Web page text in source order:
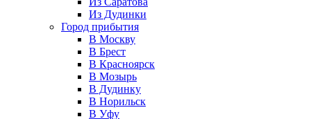
Из Дудинки
Город прибытия
В Москву
В Брест
В Красноярск
В Мозырь
В Дудинку
В Норильск
В Уфу